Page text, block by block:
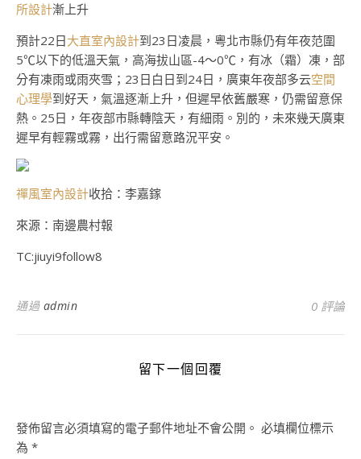
所設計漸上升
預計22日大直室內設計到23日凌晨，粵北市縣仍有年夜范圍
5℃以下的低溫天氣，高海拔山區-4～0℃，有冰（霜）凍，部
分有凍雨或雨夾雪；23日白日到24日，廣東年夜部多云空間
心理學到好天，氣溫逐漸上升，但遲早依舊嚴寒，仍需留意保
熱。25日，年夜部市縣轉陰天，有細雨。別的，未來幾天廣東
遲早有輕霧或霧，出行需留意路況平安。
禪風室內設計收拾：李嘉鎵
來源：南邊農村報
TC:jiuyi9follow8
通過 admin 0 評論
留下一個回覆
發佈留言必須填寫的電子郵件地址不會公開。 必填欄位標示
為 *